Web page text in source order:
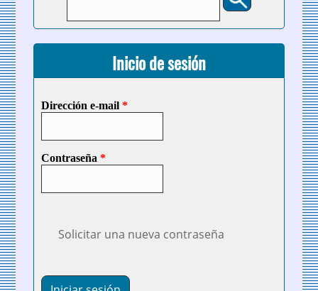
Inicio de sesión
Dirección e-mail *
Contraseña *
Solicitar una nueva contraseña